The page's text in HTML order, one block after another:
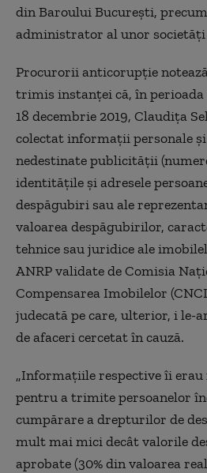
din Baroului Bucureşti,
administrator al unor societăţi
Procurorii anticorupţie
trimis instanţei că, în perioada
18 decembrie 2019, Claudiţa
colectat informaţii personale
nedestinate publicităţii
identităţile şi adresele
despăgubiri sau ale
valoarea despăgubirilor,
tehnice sau juridice ale
ANRP validate de Comisia
Compensarea Imobilelor
judecată pe care, ulterior, i
de afaceri cercetat în cauză.
„Informaţiile respective îi erau
pentru a trimite persoanelor
cumpărare a drepturilor de
mult mai mici decât valorile
aprobate (30% din valoarea